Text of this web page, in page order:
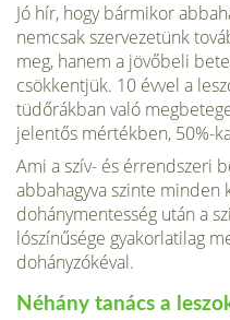
Jó hír, hogy bármikor
nemcsak szervezetünk
meg, hanem a jövőbeli
csökkentjük. 10 évvel a
tüdőrákban való
jelentős mértékben, 50%-
Ami a szív- és érrendszeri
abbahagyva szinte min­den
dohány­mentesség után a
lószínűsége gyakorlatilag
dohányzókéval.
Néhány tanács a